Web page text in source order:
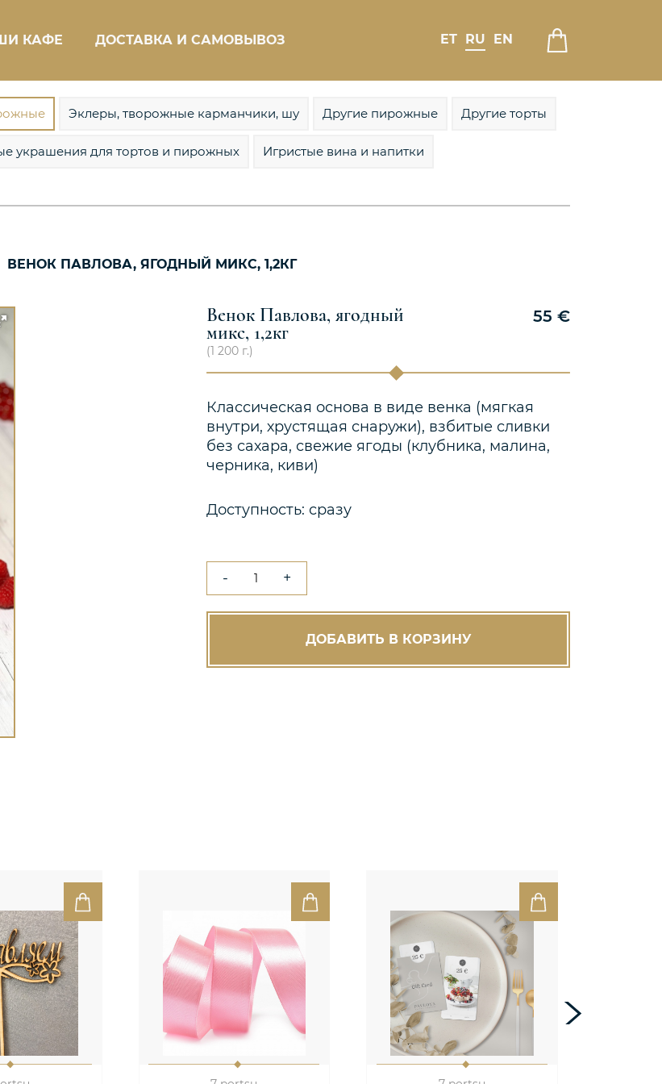
КАФЕ ДОСТАВКА И САМОВЫВОЗ ET RU EN
Эклеры, творожные карманчики, шу Другие пирожные Другие торты
украшения для тортов и пирожных Игристые вина и напитки
ВЕНОК ПАВЛОВА, ЯГОДНЫЙ МИКС, 1,2КГ
Венок Павлова, ягодный
микс, 1,2кг
(1 200 г.)
55 €
Классическая основа в виде венка (мягкая
внутри, хрустящая снаружи), взбитые сливки
без сахара, свежие ягоды (клубника, малина,
черника, киви)
Доступность: сразу
- +
ДОБАВИТЬ В КОРЗИНУ